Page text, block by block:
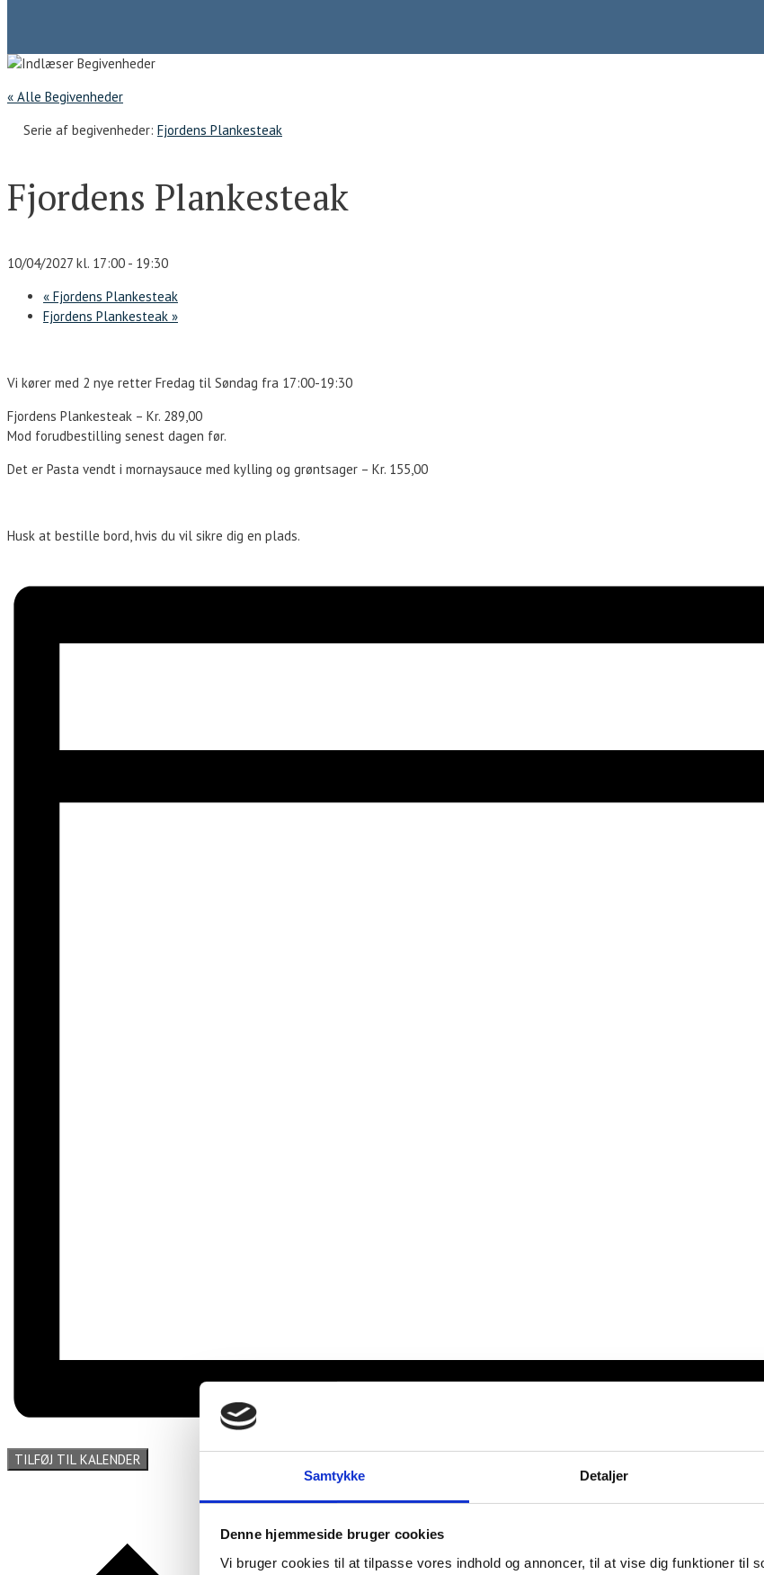
Samtykke Detaljer
Denne hjemmeside bruger cookies
Vi bruger cookies til at tilpasse vores indhold og annoncer, til at vise dig funktioner til
« Alle Begivenheder
Serie af begivenheder: Fjordens Plankesteak
Fjordens Plankesteak
10/04/2027 kl. 17:00 - 19:30
« Fjordens Plankesteak
Fjordens Plankesteak »
Vi kører med 2 nye retter Fredag til Søndag fra 17:00-19:30
Fjordens Plankesteak – Kr. 289,00
Mod forudbestilling senest dagen før.
Det er Pasta vendt i mornaysauce med kylling og grøntsager – Kr. 155,00
Husk at bestille bord, hvis du vil sikre dig en plads.
TILFØJ TIL KALENDER